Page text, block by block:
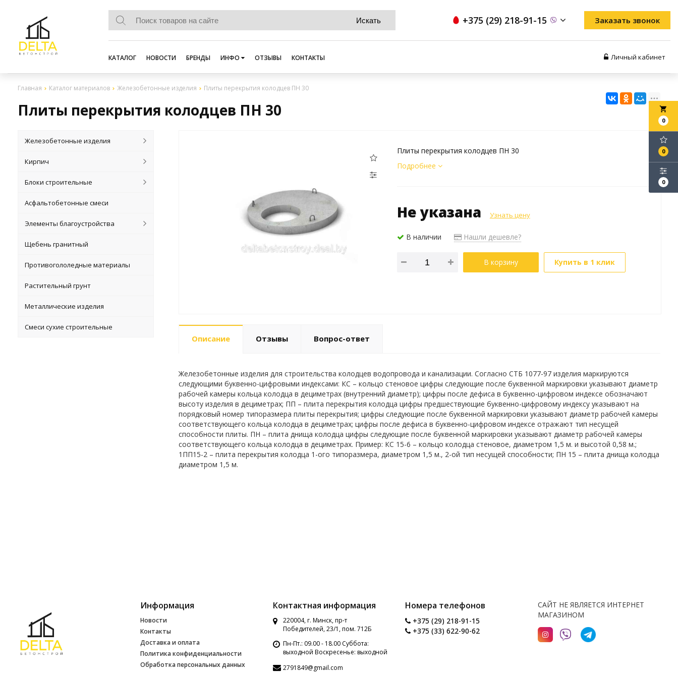
+375 (29) 218-91-15 Заказать звонок
КАТАЛОГ НОВОСТИ БРЕНДЫ ИНФО ОТЗЫВЫ КОНТАКТЫ Личный кабинет
Главная Каталог материалов Железобетонные изделия Плиты перекрытия колодцев ПН 30
Плиты перекрытия колодцев ПН 30 local_grocery_store
0
0
0
Железобетонные изделия
Кирпич
Блоки строительные
Асфальтобетонные смеси
Элементы благоустройства
Щебень гранитный
Противогололедные материалы
Растительный грунт
Металлические изделия
Смеси сухие строительные
Плиты перекрытия колодцев ПН 30
Подробнее
Не указана Узнать цену
В наличии Нашли дешевле?
В корзину Купить в 1 клик
Описание Отзывы Вопрос-ответ
Железобетонные изделия для строительства колодцев водопровода и канализации. Согласно СТБ 1077-97 изделия маркируются
следующими буквенно-цифровыми индексами: КС – кольцо стеновое цифры следующие после буквенной маркировки указывают диаметр
рабочей камеры кольца колодца в дециметрах (внутренний диаметр); цифры после дефиса в буквенно-цифровом индексе обозначают
высоту изделия в дециметрах; ПП – плита перекрытия колодца цифры предшествующие буквенно-цифровому индексу указывают на
порядковый номер типоразмера плиты перекрытия; цифры следующие после буквенной маркировки указывают диаметр рабочей камеры
соответствующего кольца колодца в дециметрах; цифры после дефиса в буквенно-цифровом индексе отражают тип несущей
способности плиты. ПН – плита днища колодца цифры следующие после буквенной маркировки указывают диаметр рабочей камеры
соответствующего кольца колодца в дециметрах. Пример: КС 15-6 – кольцо колодца стеновое, диаметром 1,5 м. и высотой 0,58 м.;
1ПП15-2 – плита перекрытия колодца 1-ого типоразмера, диаметром 1,5 м., 2-ой тип несущей способности; ПН 15 – плита днища колодца
диаметром 1,5 м.
Информация
Новости
Контакты
Доставка и оплата
Политика конфиденциальности
Обработка персональных данных
Контактная информация
220004, г. Минск, пр-т
Победителей, 23/1, пом. 712Б
Пн-Пт.: 09.00 - 18.00 Суббота:
выходной Воскресенье: выходной
2791849@gmail.com
Номера телефонов
+375 (29) 218-91-15
+375 (33) 622-90-62
САЙТ НЕ ЯВЛЯЕТСЯ ИНТЕРНЕТ
МАГАЗИНОМ